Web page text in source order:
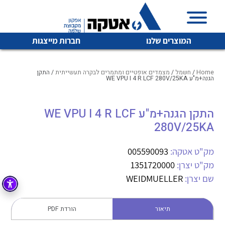
המוצרים שלנו חברות מייצגות
איכות | שרות | זמינות
אטקה בע”מ היא החברה הגדולה והמובילה בישראל בשיווק
מיתוג, בקרה , ואינסטלציה חשמלית ופעילה ב7 תחומים:
חשמל מיתוג ואינסטלציה חשמלית
קופסאות וארונות לחשמל, בקרה ואלקטרוניקה
לכל מוצרי היצרן לכל מוצרי היצרן
לכל מוצרי היצרן לכל מוצרי היצרן
Home
/ חשמל / מצמדים אופטיים ומתמרים לבקרה תעשייתית/ התקן
הגנה+מ"ע WE VPU I 4 R LCF 280V/25KA
התקן הגנה+מ"ע WE VPU I 4 R LCF
280V/25KA
מק"ט אטקה: 005590093
מק"ט יצרן: 1351720000
שם יצרן: WEIDMUELLER
תיאור הורדת PDF